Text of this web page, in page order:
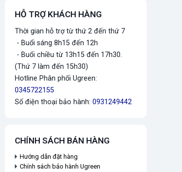
HỖ TRỢ KHÁCH HÀNG
Thời gian hỗ trợ từ thứ 2 đến thứ 7
- Buổi sáng 8h15 đến 12h
- Buổi chiều từ 13h15 đến 17h30.
(Thứ 7 làm đến 15h30)
Hotline Phân phối Ugreen:
0345722155
Số điện thoại bảo hành: 0931249442
CHÍNH SÁCH BÁN HÀNG
Hướng dẫn đặt hàng
Chính sách bảo hành Ugreen